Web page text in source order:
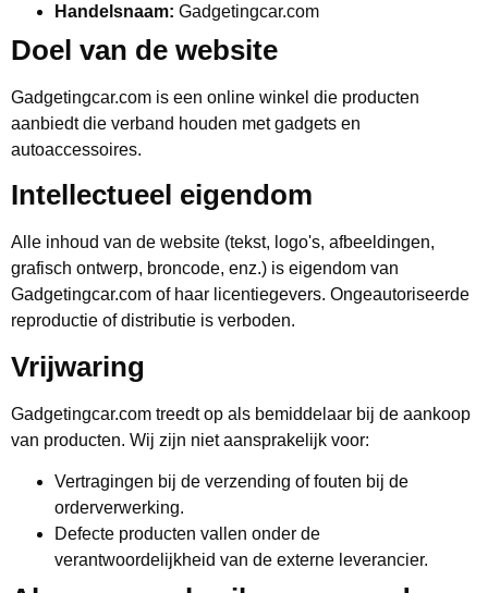
Handelsnaam: Gadgetingcar.com
Doel van de website
Gadgetingcar.com is een online winkel die producten
aanbiedt die verband houden met gadgets en
autoaccessoires.
Intellectueel eigendom
Alle inhoud van de website (tekst, logo's, afbeeldingen,
grafisch ontwerp, broncode, enz.) is eigendom van
Gadgetingcar.com of haar licentiegevers. Ongeautoriseerde
reproductie of distributie is verboden.
Vrijwaring
Gadgetingcar.com treedt op als bemiddelaar bij de aankoop
van producten. Wij zijn niet aansprakelijk voor:
Vertragingen bij de verzending of fouten bij de
orderverwerking.
Defecte producten vallen onder de
verantwoordelijkheid van de externe leverancier.